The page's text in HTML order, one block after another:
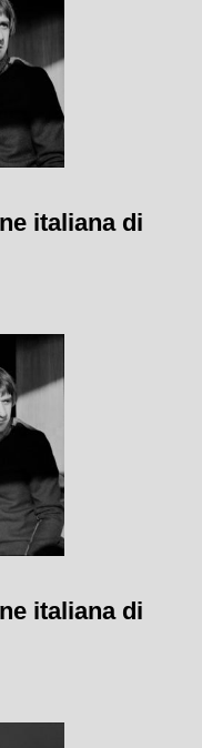
italiana di
italiana di